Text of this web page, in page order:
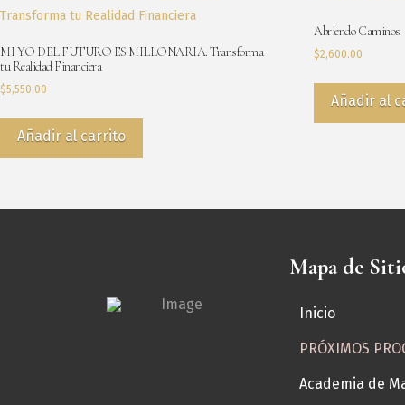
MI YO DEL FUTURO ES MILLONARIA: Transforma
tu Realidad Financiera
$5,550.00
Añadir al carrito
Abriendo Caminos
$2,600.00
Añadir al
Mapa de
Inicio
PRÓXIMOS
← Volver
Escritura
Sana las
Academia de